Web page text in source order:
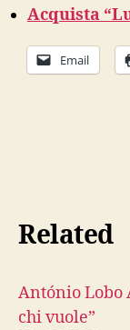
Acquista
Email
Related
António Lobo
chi vuole”